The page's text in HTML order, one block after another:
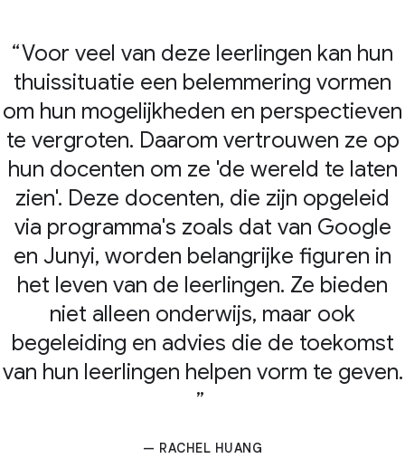
Voor veel van deze leerlingen kan hun
thuissituatie een belemmering vormen
om hun mogelijkheden en perspectieven
te vergroten. Daarom vertrouwen ze op
hun docenten om ze 'de wereld te laten
zien'. Deze docenten, die zijn opgeleid
via programma's zoals dat van Google
en Junyi, worden belangrijke figuren in
het leven van de leerlingen. Ze bieden
niet alleen onderwijs, maar ook
begeleiding en advies die de toekomst
van hun leerlingen helpen vorm te geven.
— RACHEL HUANG